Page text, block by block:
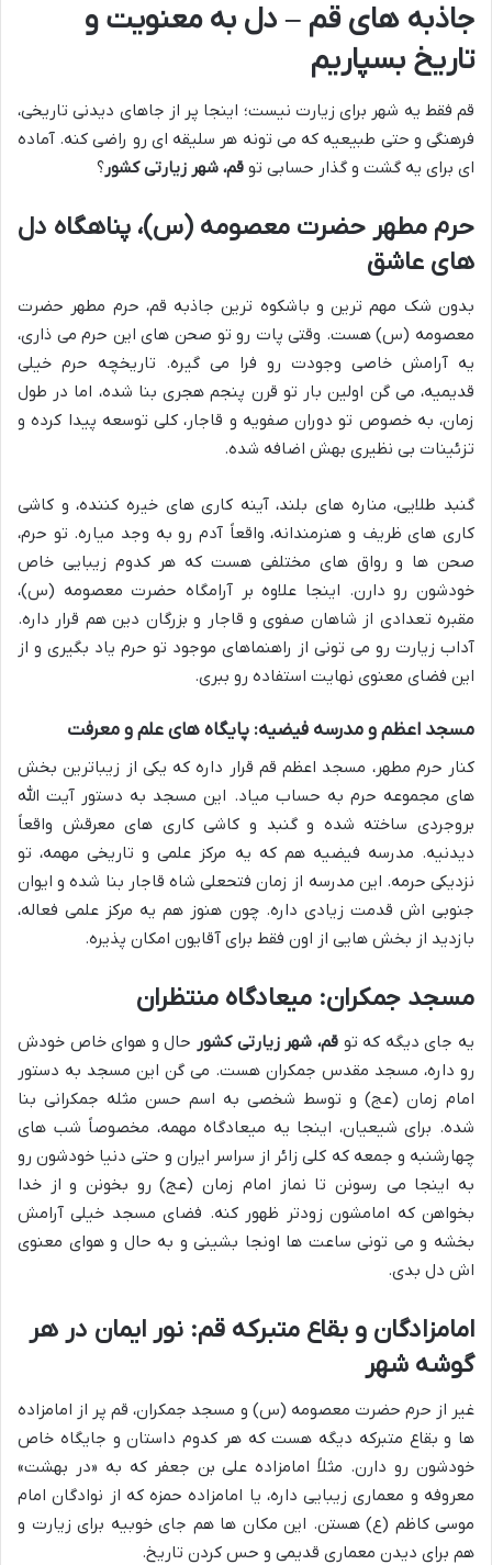
جاذبه های قم – دل به معنویت و
تاریخ بسپاریم
قم فقط یه شهر برای زیارت نیست؛ اینجا پر از جاهای دیدنی تاریخی،
فرهنگی و حتی طبیعیه که می تونه هر سلیقه ای رو راضی کنه. آماده
ای برای یه گشت و گذار حسابی تو قم، شهر زیارتی کشور؟
حرم مطهر حضرت معصومه (س)، پناهگاه دل
های عاشق
بدون شک مهم ترین و باشکوه ترین جاذبه قم، حرم مطهر حضرت
معصومه (س) هست. وقتی پات رو تو صحن های این حرم می ذاری،
یه آرامش خاصی وجودت رو فرا می گیره. تاریخچه حرم خیلی
قدیمیه، می گن اولین بار تو قرن پنجم هجری بنا شده، اما در طول
زمان، به خصوص تو دوران صفویه و قاجار، کلی توسعه پیدا کرده و
تزئینات بی نظیری بهش اضافه شده.
گنبد طلایی، مناره های بلند، آینه کاری های خیره کننده، و کاشی
کاری های ظریف و هنرمندانه، واقعاً آدم رو به وجد میاره. تو حرم،
صحن ها و رواق های مختلفی هست که هر کدوم زیبایی خاص
خودشون رو دارن. اینجا علاوه بر آرامگاه حضرت معصومه (س)،
مقبره تعدادی از شاهان صفوی و قاجار و بزرگان دین هم قرار داره.
آداب زیارت رو می تونی از راهنماهای موجود تو حرم یاد بگیری و از
این فضای معنوی نهایت استفاده رو ببری.
مسجد اعظم و مدرسه فیضیه: پایگاه های علم و معرفت
کنار حرم مطهر، مسجد اعظم قم قرار داره که یکی از زیباترین بخش
های مجموعه حرم به حساب میاد. این مسجد به دستور آیت الله
بروجردی ساخته شده و گنبد و کاشی کاری های معرقش واقعاً
دیدنیه. مدرسه فیضیه هم که یه مرکز علمی و تاریخی مهمه، تو
نزدیکی حرمه. این مدرسه از زمان فتحعلی شاه قاجار بنا شده و ایوان
جنوبی اش قدمت زیادی داره. چون هنوز هم یه مرکز علمی فعاله،
بازدید از بخش هایی از اون فقط برای آقایون امکان پذیره.
مسجد جمکران: میعادگاه منتظران
یه جای دیگه که توقم، شهر زیارتی کشور حال و هوای خاص خودش
رو داره، مسجد مقدس جمکران هست. می گن این مسجد به دستور
امام زمان (عج) و توسط شخصی به اسم حسن مثله جمکرانی بنا
شده. برای شیعیان، اینجا یه میعادگاه مهمه، مخصوصاً شب های
چهارشنبه و جمعه که کلی زائر از سراسر ایران و حتی دنیا خودشون رو
به اینجا می رسونن تا نماز امام زمان (عج) رو بخونن و از خدا
بخواهن که امامشون زودتر ظهور کنه. فضای مسجد خیلی آرامش
بخشه و می تونی ساعت ها اونجا بشینی و به حال و هوای معنوی
اش دل بدی.
امامزادگان و بقاع متبرکه قم: نور ایمان در هر
گوشه شهر
غیر از حرم حضرت معصومه (س) و مسجد جمکران، قم پر از امامزاده
ها و بقاع متبرکه دیگه هست که هر کدوم داستان و جایگاه خاص
خودشون رو دارن. مثلاً امامزاده علی بن جعفر که به «در بهشت»
معروفه و معماری زیبایی داره، یا امامزاده حمزه که از نوادگان امام
موسی کاظم (ع) هستن. این مکان ها هم جای خوبیه برای زیارت و
هم برای دیدن معماری قدیمی و حس کردن تاریخ.